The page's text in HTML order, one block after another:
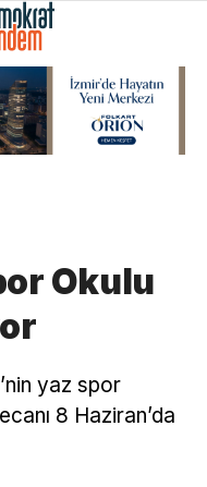
Okulu
yaz spor
8 Haziran’da